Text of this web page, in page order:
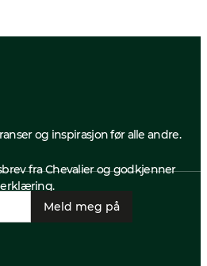
og inspirasjon før alle andre.
fra Chevalier og godkjenner
Meld meg på